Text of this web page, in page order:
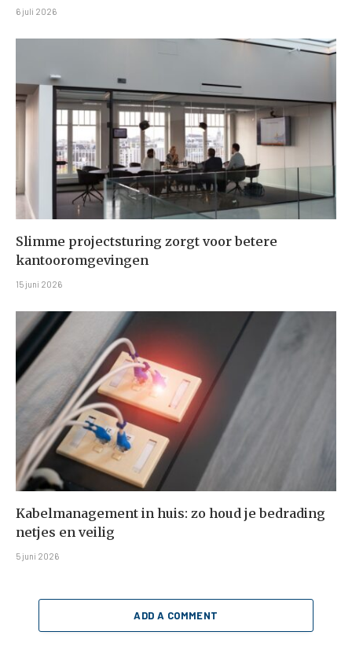
6 juli 2026
Slimme projectsturing zorgt voor betere
kantooromgevingen
15 juni 2026
Kabelmanagement in huis: zo houd je bedrading
netjes en veilig
5 juni 2026
ADD A COMMENT